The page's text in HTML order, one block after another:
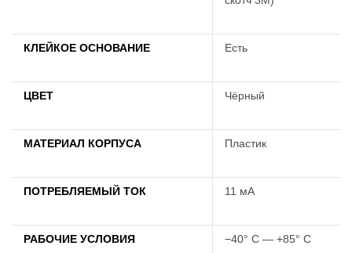
КЛЕЙКОЕ ОСНОВАНИЕ Есть
ЦВЕТ Чёрный
МАТЕРИАЛ КОРПУСА Пластик
ПОТРЕБЛЯЕМЫЙ ТОК 11 мА
РАБОЧИЕ УСЛОВИЯ −40° С — +85° С